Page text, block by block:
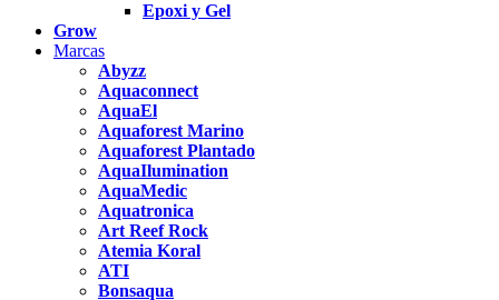
Epoxi y Gel
Grow
Marcas
Abyzz
Aquaconnect
AquaEl
Aquaforest Marino
Aquaforest Plantado
AquaIlumination
AquaMedic
Aquatronica
Art Reef Rock
Atemia Koral
ATI
Bonsaqua